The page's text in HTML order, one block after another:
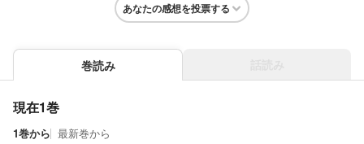
あなたの感想を投票する
巻読み
現在1巻
1巻から 最新巻から